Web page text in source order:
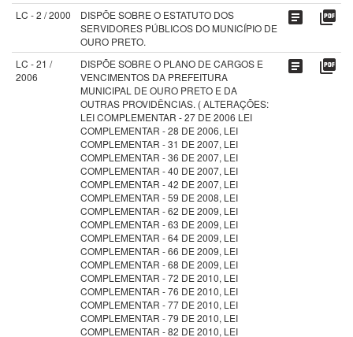
LC - 2 / 2000
DISPÕE SOBRE O ESTATUTO DOS
SERVIDORES PÚBLICOS DO MUNICÍPIO DE
OURO PRETO.
article picture_as_pdf
LC - 21 /
2006
DISPÕE SOBRE O PLANO DE CARGOS E
VENCIMENTOS DA PREFEITURA
MUNICIPAL DE OURO PRETO E DA
OUTRAS PROVIDÊNCIAS. ( ALTERAÇÕES:
LEI COMPLEMENTAR - 27 DE 2006 LEI
COMPLEMENTAR - 28 DE 2006, LEI
COMPLEMENTAR - 31 DE 2007, LEI
COMPLEMENTAR - 36 DE 2007, LEI
COMPLEMENTAR - 40 DE 2007, LEI
COMPLEMENTAR - 42 DE 2007, LEI
COMPLEMENTAR - 59 DE 2008, LEI
COMPLEMENTAR - 62 DE 2009, LEI
COMPLEMENTAR - 63 DE 2009, LEI
COMPLEMENTAR - 64 DE 2009, LEI
COMPLEMENTAR - 66 DE 2009, LEI
COMPLEMENTAR - 68 DE 2009, LEI
COMPLEMENTAR - 72 DE 2010, LEI
COMPLEMENTAR - 76 DE 2010, LEI
COMPLEMENTAR - 77 DE 2010, LEI
COMPLEMENTAR - 79 DE 2010, LEI
COMPLEMENTAR - 82 DE 2010, LEI
article picture_as_pdf